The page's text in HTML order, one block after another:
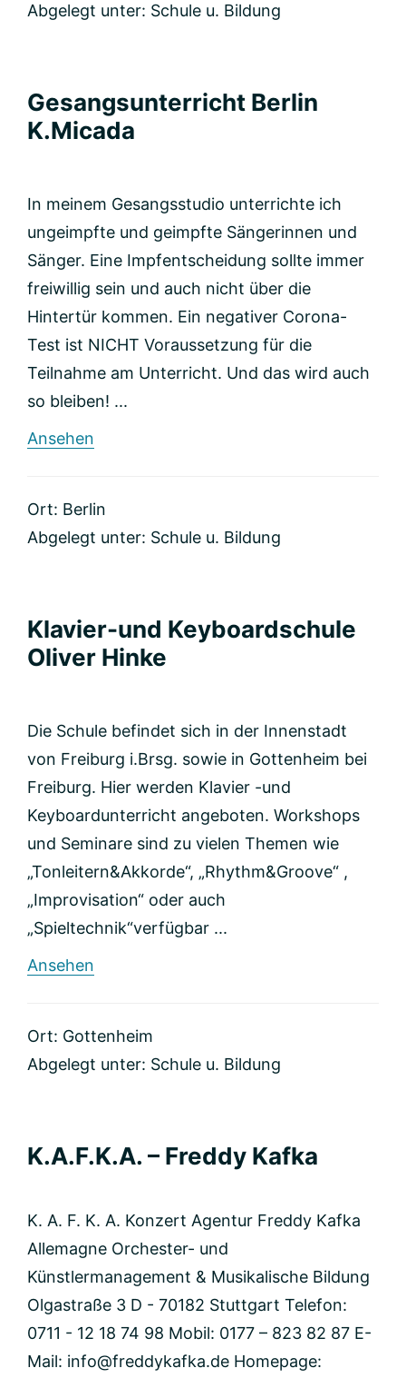
Abgelegt unter: Schule u. Bildung
Gesangsunterricht Berlin
K.Micada
In meinem Gesangsstudio unterrichte ich
ungeimpfte und geimpfte Sängerinnen und
Sänger. Eine Impfentscheidung sollte immer
freiwillig sein und auch nicht über die
Hintertür kommen. Ein negativer Corona-
Test ist NICHT Voraussetzung für die
Teilnahme am Unterricht. Und das wird auch
so bleiben! ...
Ansehen
Ort: Berlin
Abgelegt unter: Schule u. Bildung
Klavier-und Keyboardschule
Oliver Hinke
Die Schule befindet sich in der Innenstadt
von Freiburg i.Brsg. sowie in Gottenheim bei
Freiburg. Hier werden Klavier -und
Keyboardunterricht angeboten. Workshops
und Seminare sind zu vielen Themen wie
„Tonleitern&Akkorde“, „Rhythm&Groove“ ,
„Improvisation“ oder auch
„Spieltechnik“verfügbar ...
Ansehen
Oliver
Hinke
Ort: Gottenheim
Abgelegt unter: Schule u. Bildung
K.A.F.K.A. – Freddy Kafka
K. A. F. K. A. Konzert Agentur Freddy Kafka
Allemagne Orchester- und
Künstlermanagement & Musikalische Bildung
Olgastraße 3 D - 70182 Stuttgart Telefon:
0711 - 12 18 74 98 Mobil: 0177 – 823 82 87 E-
Mail: info@freddykafka.de Homepage: